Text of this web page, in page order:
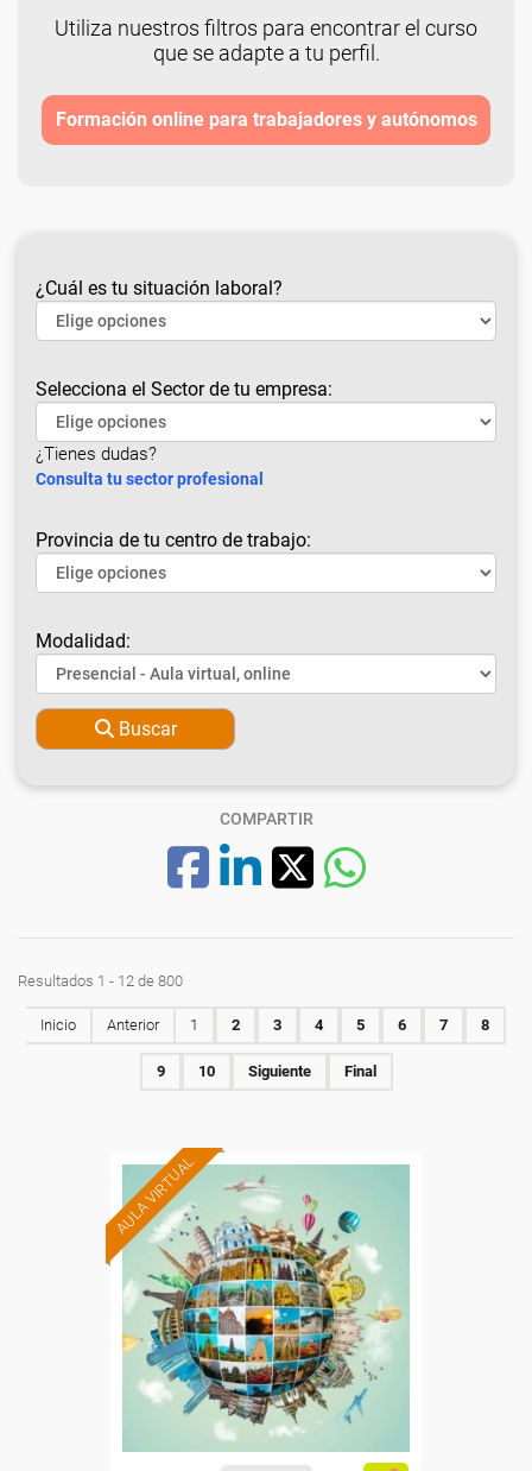
Utiliza nuestros filtros para encontrar el curso
que se adapte a tu perfil.
Formación online para trabajadores y autónomos
¿Cuál es tu situación laboral?
Selecciona el Sector de tu empresa:
¿Tienes dudas?
Consulta tu sector profesional
Provincia de tu centro de trabajo:
Modalidad:
Buscar
COMPARTIR
Resultados 1 - 12 de 800
Inicio Anterior 1 2 3 4 5 6 7 8
9 10 Siguiente Final
AULA VIRTUAL Formación 100%
subvencionada.
Para desempleados,
trabajadores y autónomos.
Para todos los sectores.